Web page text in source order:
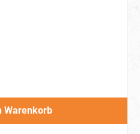
Warenkorb